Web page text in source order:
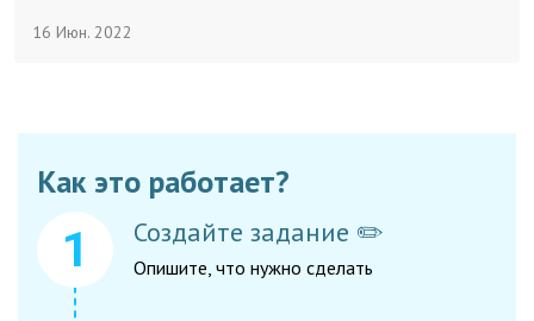
16 Июн. 2022
Как это работает?
Создайте задание ✏️
Опишите, что нужно сделать